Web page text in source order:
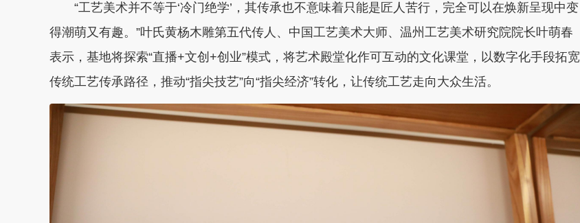
“工艺美术并不等于‘冷门绝学’，其传承也不意味着只能是匠人苦行，完全可以在焕新呈现中变
得潮萌又有趣。”叶氏黄杨木雕第五代传人、中国工艺美术大师、温州工艺美术研究院院长叶萌春
表示，基地将探索“直播+文创+创业”模式，将艺术殿堂化作可互动的文化课堂，以数字化手段拓宽
传统工艺传承路径，推动“指尖技艺”向“指尖经济”转化，让传统工艺走向大众生活。